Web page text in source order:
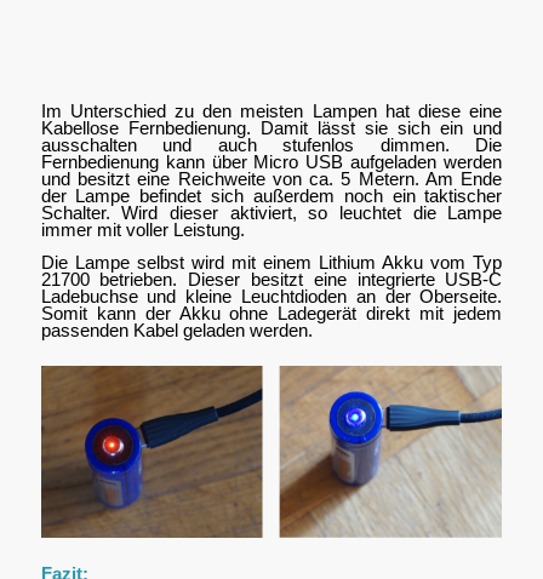
Im Unterschied zu den meisten Lampen hat diese eine
Kabellose Fernbedienung. Damit lässt sie sich ein und
ausschalten und auch stufenlos dimmen. Die
Fernbedienung kann über Micro USB aufgeladen werden
und besitzt eine Reichweite von ca. 5 Metern. Am Ende
der Lampe befindet sich außerdem noch ein taktischer
Schalter. Wird dieser aktiviert, so leuchtet die Lampe
immer mit voller Leistung.
Die Lampe selbst wird mit einem Lithium Akku vom Typ
21700 betrieben. Dieser besitzt eine integrierte USB-C
Ladebuchse und kleine Leuchtdioden an der Oberseite.
Somit kann der Akku ohne Ladegerät direkt mit jedem
passenden Kabel geladen werden.
Fazit: